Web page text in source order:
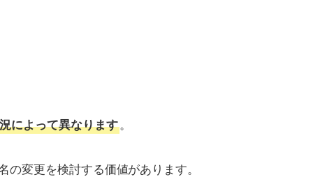
によって異なります。
変更を検討する価値があります。